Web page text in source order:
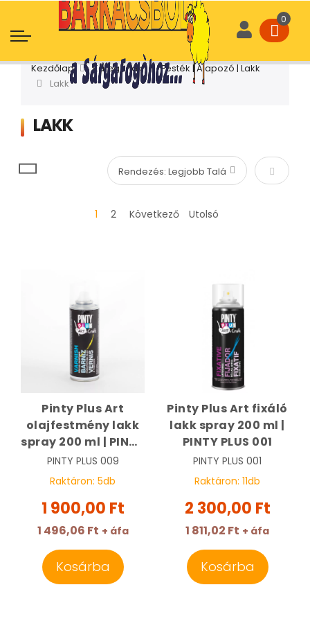
Kezdőlap Kategóriák
Festék | Alapozó | Lakk
Lakk
LAKK
1 2 Következő Utolsó
Pinty Plus Art
olajfestmény lakk
spray 200 ml | PINTY
PLUS 009
PINTY PLUS 009
Raktáron: 5db
1 900,00 Ft
1 496,06 Ft + áfa
Kosárba
Pinty Plus Art fixáló
lakk spray 200 ml |
PINTY PLUS 001
PINTY PLUS 001
Raktáron: 11db
2 300,00 Ft
1 811,02 Ft + áfa
Kosárba